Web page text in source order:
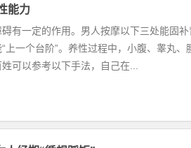
能力
有一定的作用。男人按摩以下三处能固
上一个台阶”。养性过程中，小腹、睾丸、
可以参考以下手法，自己在...